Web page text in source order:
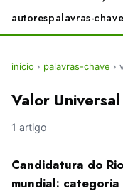
autorespalavras-chave
início › palavras-chave ›
Valor
1 artigo
Candidatura do
mundial: categoria